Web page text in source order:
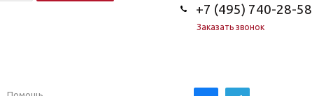
+7 (495) 740-28-58
Заказать звонок